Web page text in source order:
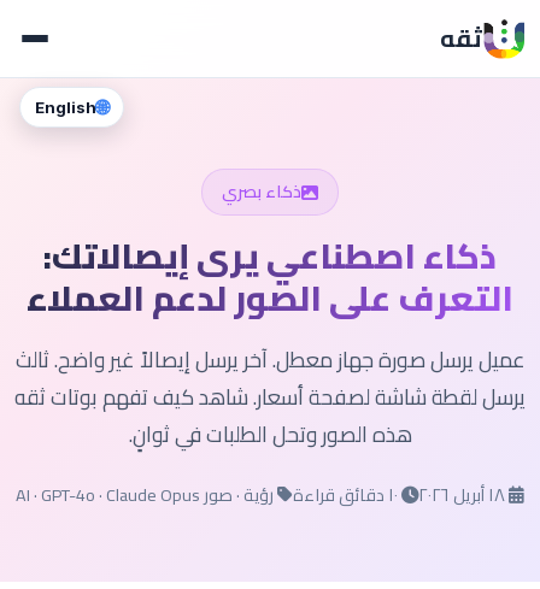
ثقه
ذكاء بصري
ذكاء اصطناعي يرى إيصالاتك:
التعرف على الصور لدعم العملاء
عميل يرسل صورة جهاز معطل. آخر يرسل إيصالاً غير واضح. ثالث
يرسل لقطة شاشة لصفحة أسعار. شاهد كيف تفهم بوتات ثقه
هذه الصور وتحل الطلبات في ثوانٍ.
رؤية · صور AI · GPT-4o · Claude Opus
🌐
English